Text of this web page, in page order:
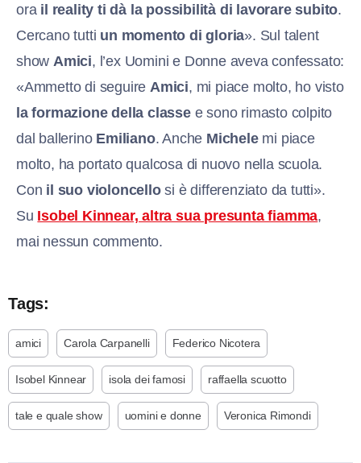
ora il reality ti dà la possibilità di lavorare subito.
Cercano tutti un momento di gloria». Sul talent
show Amici, l’ex Uomini e Donne aveva confessato:
«Ammetto di seguire Amici, mi piace molto, ho visto
la formazione della classee sono rimasto colpito
dal ballerino Emiliano. Anche Michele mi piace
molto, ha portato qualcosa di nuovo nella scuola.
Con il suo violoncellosi è differenziato da tutti».
Su Isobel Kinnear, altra sua presunta fiamma,
mai nessun commento.
Tags:
amici Carola Carpanelli Federico Nicotera
Isobel Kinnear isola dei famosi raffaella scuotto
tale e quale show uomini e donne Veronica Rimondi